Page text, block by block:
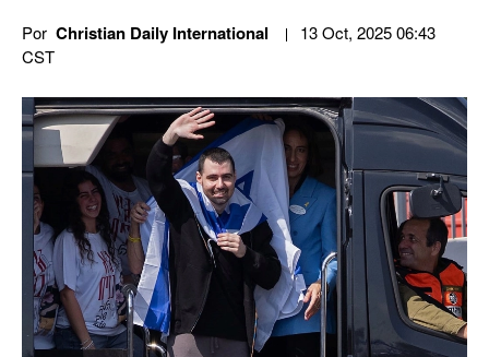
Por Christian Daily International
13 Oct, 2025 06:43
CST